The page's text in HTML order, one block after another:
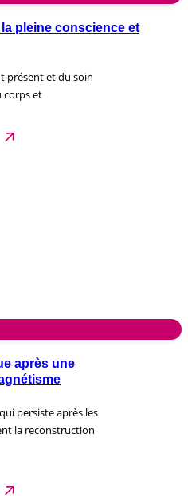
pleine conscience et
présent et du soin
corps et
après une
persiste après les
la reconstruction